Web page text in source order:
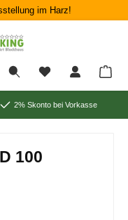
im Harz!
2% Skonto bei Vorkasse
100